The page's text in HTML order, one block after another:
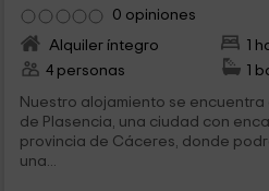
0 opiniones
Alquiler íntegro
1
4 personas
1
Nuestro alojamiento se
de Plasencia, una ciudad con
provincia de Cáceres, donde
una...